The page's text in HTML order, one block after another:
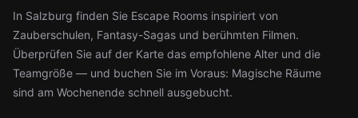
In Salzburg finden Sie Escape Rooms inspiriert von
Zauberschulen, Fantasy-Sagas und berühmten Filmen.
Überprüfen Sie auf der Karte das empfohlene Alter und die
Teamgröße — und buchen Sie im Voraus: Magische Räume
sind am Wochenende schnell ausgebucht.